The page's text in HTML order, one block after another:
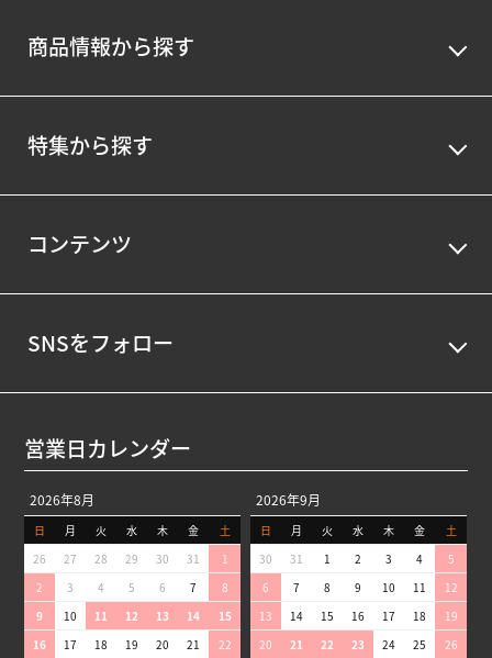
商品情報から探す
特集から探す
コンテンツ
SNSをフォロー
営業日カレンダー
2026年8月
日 月 火 水 木 金
土
26
27 28 29 30 31
1
2
3 4 5 6 7
8
9
10 11 12 13 14
15
16
17 18 19 20 21 22
2026年9月
日 月 火 水 木 金
土
30
31 1 2 3 4
5
6
7 8 9 10 11
12
13
14 15 16 17 18
19
20
21 22 23 24 25 26